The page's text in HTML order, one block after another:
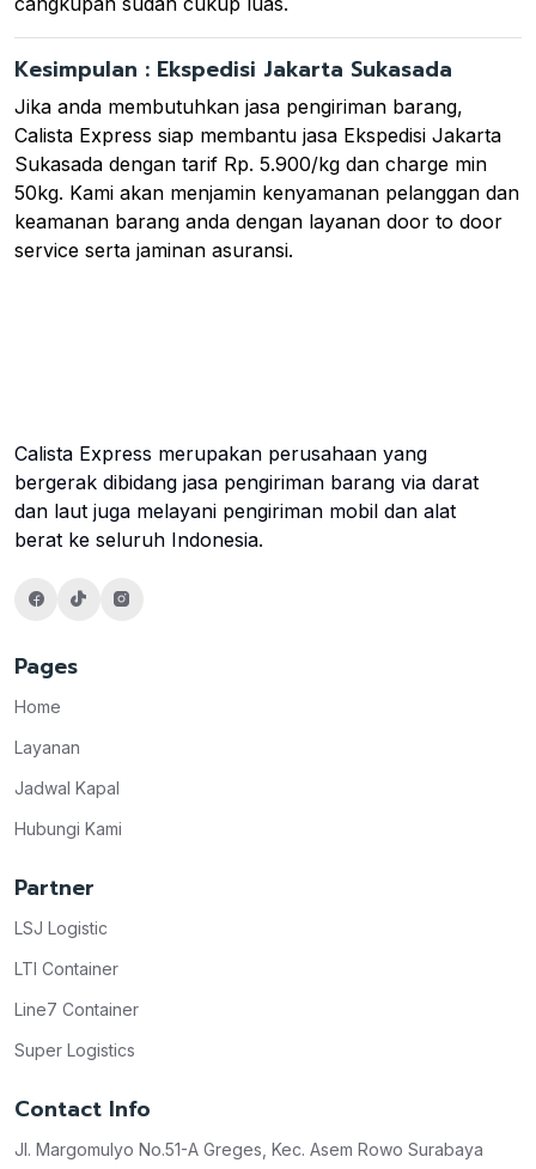
Kesimpulan : Ekspedisi Jakarta Sukasada
Jika anda membutuhkan jasa pengiriman barang,
Calista Express siap membantu jasa Ekspedisi Jakarta
Sukasada dengan tarif Rp. 5.900/kg dan charge min
50kg. Kami akan menjamin kenyamanan pelanggan dan
keamanan barang anda dengan layanan door to door
service serta jaminan asuransi.
Calista Express merupakan perusahaan yang
bergerak dibidang jasa pengiriman barang via darat
dan laut juga melayani pengiriman mobil dan alat
berat ke seluruh Indonesia.
Pages
Home
Layanan
Jadwal Kapal
Hubungi Kami
Partner
LSJ Logistic
LTI Container
Line7 Container
Super Logistics
Contact Info
Jl. Margomulyo No.51-A Greges, Kec. Asem Rowo Surabaya